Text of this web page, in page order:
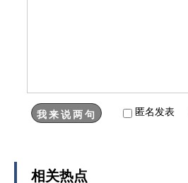
匿名发表
相关热点